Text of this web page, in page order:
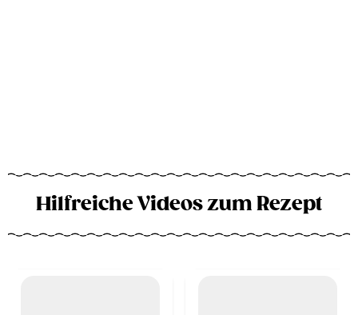
Hilfreiche Videos zum Rezept